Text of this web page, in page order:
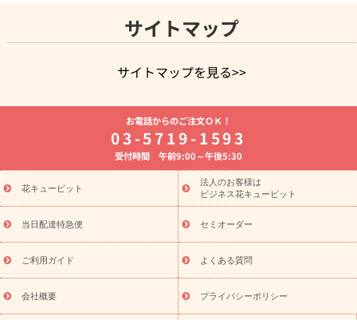
サイトマップ
サイトマップを見る>>
よく贈られる花
お祝いの花特集
誕生日フラワーギフト特集
8月の誕生花(トルコキキョウ)
開店・開業祝い
お供え・お悔やみ お供え・お悔やみの花
通夜・葬儀に贈る花 胡蝶蘭・花鉢
ーブドフラワー
季節のイベント
ひまわり ギフト・プレゼント
特集
お盆 花（新盆・初盆） 季節のイベント
お盆 花（新
盆・初盆）
お盆 花（新盆・初盆）
お盆・お供え 花とセットギ
フト
お盆・お供え プリザーブドフラワー
ひまわり ギフト・プ
レゼント特集
夏の花贈り・お中元・暑中見舞い 花のギフト特集
敬老の日におくる花ギフト・プレゼント特集
花ギフト・プレゼント特集
敬老の日 花のおすすめランキング
敬
老の日 花鉢植えのギフト・プレゼント特集
敬老の日 花とセットギ
フト・プレゼント特集
敬老の日の花 全てのギフト一覧
キャン
お電話からのご注文ＯＫ！
03-5719-1593
受付時間 午前9:00～午後5:30
花キューピット
法人のお客様は
ビジネス花キューピット
当日配達特急便 セミオーダー
ご利用ガイド よくある質問
会社概要 プライバシーポリシー